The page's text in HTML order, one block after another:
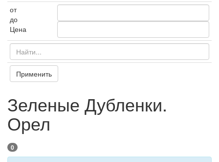
от
до
Цена
Применить
Зеленые Дубленки.
Орел
0